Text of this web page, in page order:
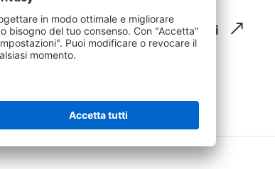
panoramica sui formati di scambio dati